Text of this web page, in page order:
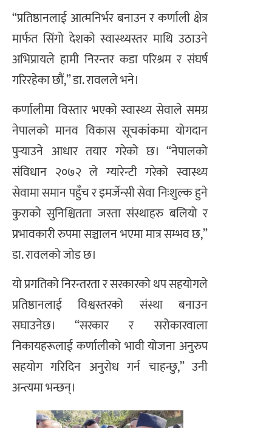
“प्रतिष्ठानलाई आत्मनिर्भर बनाउन र कर्णाली क्षेत्र
मार्फत सिंगो देशको स्वास्थ्यस्तर माथि उठाउने
अभिप्रायले हामी निरन्तर कडा परिश्रम र संघर्ष
गरिरहेका छौं,” डा. रावलले भने।
कर्णालीमा विस्तार भएको स्वास्थ्य सेवाले समग्र
नेपालको मानव विकास सूचकांकमा योगदान
पुर्‍याउने आधार तयार गरेको छ। “नेपालको
संविधान २०७२ ले ग्यारेन्टी गरेको स्वास्थ्य
सेवामा समान पहुँच र इमर्जेन्सी सेवा निःशुल्क हुने
कुराको सुनिश्चितता जस्ता संस्थाहरु बलियो र
प्रभावकारी रुपमा सञ्चालन भएमा मात्र सम्भव छ,”
डा. रावलको जोड छ।
यो प्रगतिको निरन्तरता र सरकारको थप सहयोगले
प्रतिष्ठानलाई विश्वस्तरको संस्था बनाउन
सघाउनेछ। “सरकार र सरोकारवाला
निकायहरूलाई कर्णालीको भावी योजना अनुरुप
सहयोग गरिदिन अनुरोध गर्न चाहन्छु,” उनी
अन्त्यमा भन्छन्।